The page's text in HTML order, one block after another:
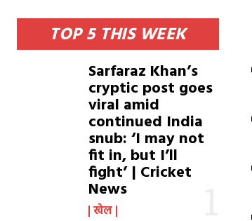
TOP 5 THIS WEEK
Sarfaraz Khan’s
cryptic post goes
viral amid
continued India
snub: ‘I may not
fit in, but I’ll
fight’ | Cricket
News
खेल